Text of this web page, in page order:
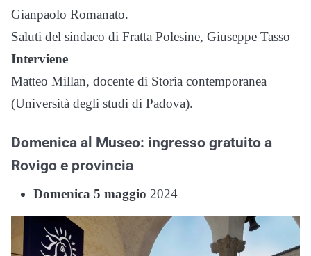
Gianpaolo Romanato.
Saluti del sindaco di Fratta Polesine, Giuseppe Tasso
Interviene
Matteo Millan, docente di Storia contemporanea
(Università degli studi di Padova).
Domenica al Museo: ingresso gratuito a
Rovigo e provincia
Domenica 5 maggio 2024